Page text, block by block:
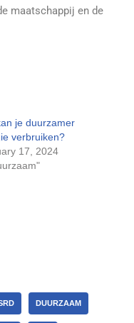
maatschappij en de
je duurzamer
verbruiken?
17, 2024
DUURZAAM